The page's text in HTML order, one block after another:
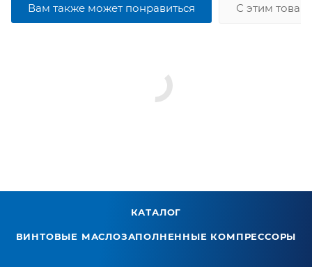
Вам также может понравиться С этим
КАТАЛОГ
ВИНТОВЫЕ МАСЛОЗАПОЛНЕННЫЕ КОМПРЕССОРЫ